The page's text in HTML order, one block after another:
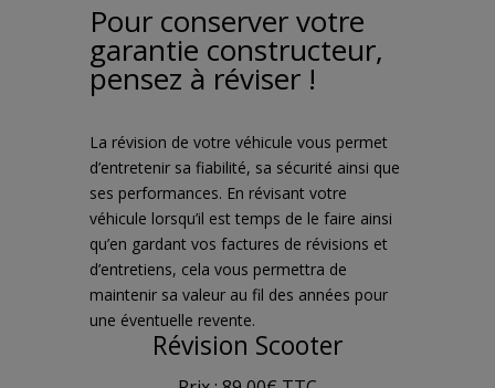
Pour conserver votre
garantie constructeur,
pensez à réviser !
La révision de votre véhicule vous permet
d’entretenir sa fiabilité, sa sécurité ainsi que
ses performances. En révisant votre
véhicule lorsqu’il est temps de le faire ainsi
qu’en gardant vos factures de révisions et
d’entretiens, cela vous permettra de
maintenir sa valeur au fil des années pour
une éventuelle revente.
Révision Scooter